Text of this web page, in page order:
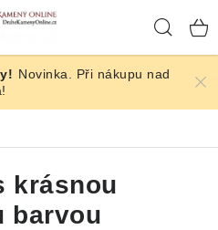
Novinka. Při nákupu nad
krásnou
barvou